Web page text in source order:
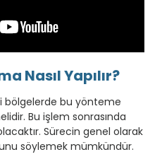
Nasıl Yapılır?
bölgelerde bu yönteme
Bu işlem sonrasında
Sürecin genel olarak
söylemek mümkündür.